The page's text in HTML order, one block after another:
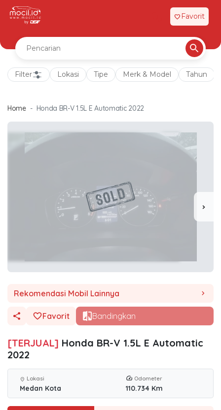
favorite Favorit
Filter Lokasi Tipe Merk & Model Tahun
Home Honda BR-V 1.5L E Automatic 2022
chevron_right
Rekomendasi Mobil Lainnya chevron_right
Favorit Bandingkan
[TERJUAL] Honda BR-V 1.5L E Automatic
2022
location_on Lokasi
Medan Kota
Odometer
110.734 Km